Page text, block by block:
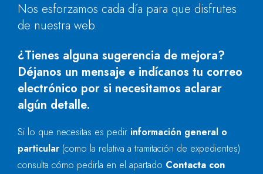
Nos esforzamos cada día para que disfrutes
de nuestra web.
¿Tienes alguna sugerencia de mejora?
Déjanos un mensaje e indícanos tu correo
electrónico por si necesitamos aclarar
algún detalle.
Si lo que necesitas es pedir información general o
particular (como la relativa a tramitación de expedientes)
consulta cómo pedirla en el apartado Contacta con